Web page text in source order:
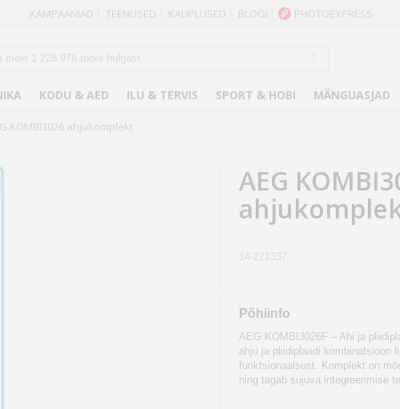
KAMPAANIAD TEENUSED KAUPLUSED BLOGI PHOTOEXPRESS
KODU & AED ILU & TERVIS SPORT & HOBI MÄNGUASJAD
KOMBI3026 ahjukomplekt
AEG
14-221337
Põhiinfo
AEG KOMBI3026F – Ahi ja
ahju ja pliidiplaadi kombinatsioon
funktsionaalsust. Komplekt on
ning tagab sujuva integreerimise